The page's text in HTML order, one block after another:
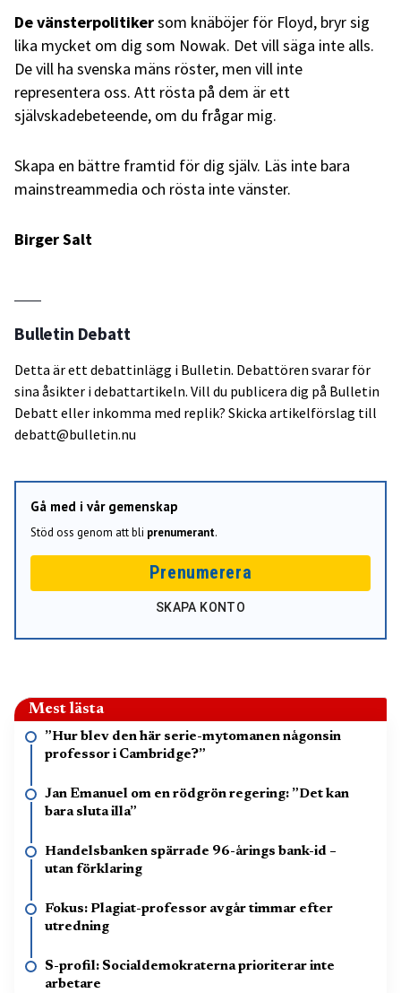
De vänsterpolitikersom knäböjer för Floyd, bryr sig
lika mycket om dig som Nowak. Det vill säga inte alls.
De vill ha svenska mäns röster, men vill inte
representera oss. Att rösta på dem är ett
självskadebeteende, om du frågar mig.
Skapa en bättre framtid för dig själv. Läs inte bara
mainstreammedia och rösta inte vänster.
Birger Salt
Bulletin Debatt
Detta är ett debattinlägg i Bulletin. Debattören svarar för
sina åsikter i debattartikeln. Vill du publicera dig på Bulletin
Debatt eller inkomma med replik? Skicka artikelförslag till
debatt@bulletin.nu
Gå med i vår gemenskap
Stöd oss genom att bli prenumerant.
Prenumerera
SKAPA KONTO
Mest lästa
”Hur blev den här serie-mytomanen någonsin
professor i Cambridge?”
Jan Emanuel om en rödgrön regering: ”Det kan
bara sluta illa”
Handelsbanken spärrade 96-årings bank-id –
utan förklaring
Fokus: Plagiat-professor avgår timmar efter
utredning
S-profil: Socialdemokraterna prioriterar inte
arbetare